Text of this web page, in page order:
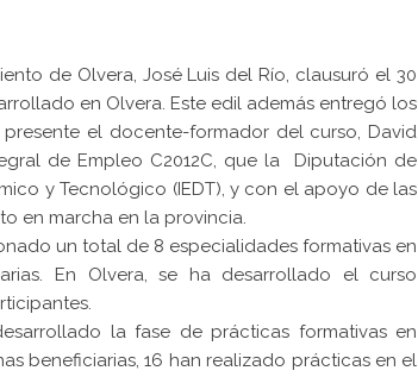
de Olvera, José Luis del Río, clausuró el 30
en Olvera. Este edil además entregó los
el docente-formador del curso, David
de Empleo C2012C, que la Diputación de
y Tecnológico (IEDT), y con el apoyo de las
en marcha en la provincia.
un total de 8 especialidades formativas en
En Olvera, se ha desarrollado el curso
la fase de prácticas formativas en
beneficiarias, 16 han realizado prácticas en el